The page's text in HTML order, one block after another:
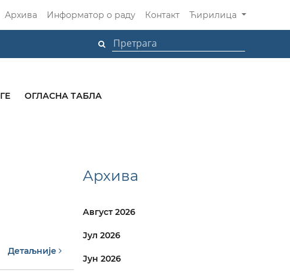
Архива Информатор о раду Контакт Ћирилица
ОГЛАСНА ТАБЛА
Детаљније
Архива
Август 2026
Јул 2026
Јун 2026